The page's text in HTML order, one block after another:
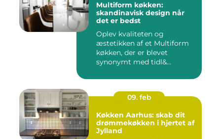
Multiform køkken:
skandinavisk design når
det er bedst
Oplev kvaliteten og
æstetikken af et Multiform
køkken, der er blevet
synonymt med tidl&...
09. feb
Køkken Aarhus: skab dit
drømmekøkken i hjertet af
Jylland